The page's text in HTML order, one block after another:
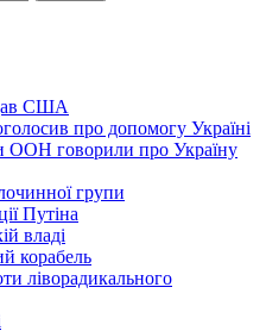
США
про допомогу Україні
ООН говорили про Україну
групи
Путіна
владі
корабель
ліворадикального